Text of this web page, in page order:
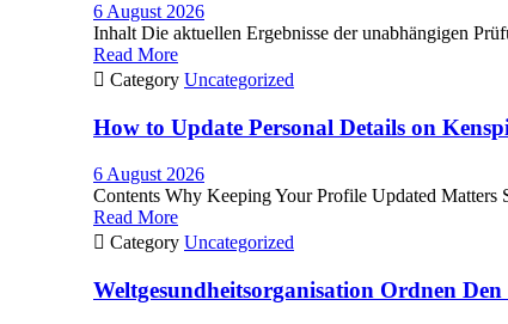
6 August 2026
Inhalt Die aktuellen Ergebnisse der unabhängigen
Read More
 Category Uncategorized
How to Update Personal Details on
6 August 2026
Contents Why Keeping Your Profile Updated Matters
Read More
 Category Uncategorized
Weltgesundheitsorganisation Ordnen